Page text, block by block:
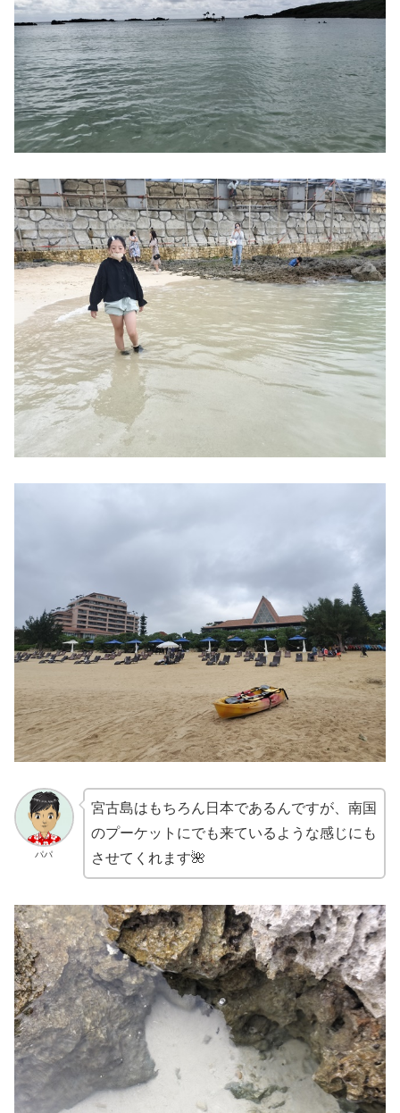
パパ
宮古島はもちろん日本であるんですが、南国
のプーケットにでも来ているような感じにも
させてくれます🌺